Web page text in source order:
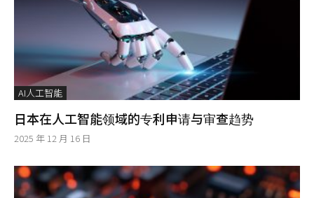
AI人工智能
日本在人工智能领域的专利申请与审查趋势
2025 年 12 月 16 日